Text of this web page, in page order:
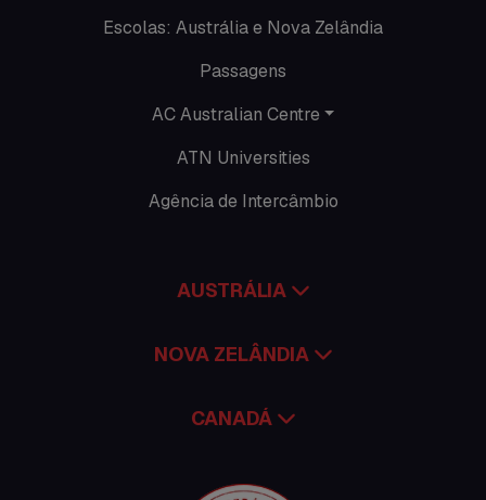
Promoções
Time Lapses
Escolas: Austrália e Nova Zelândia
Passagens
AC Australian Centre
ATN Universities
Agência de Intercâmbio
AUSTRÁLIA
NOVA ZELÂNDIA
CANADÁ